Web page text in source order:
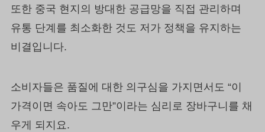
또한 중국 현지의 방대한 공급망을 직접 관리하며
유통 단계를 최소화한 것도 저가 정책을 유지하는
비결입니다.
소비자들은 품질에 대한 의구심을 가지면서도 “이
가격이면 속아도 그만”이라는 심리로 장바구니를 채
우게 되지요.